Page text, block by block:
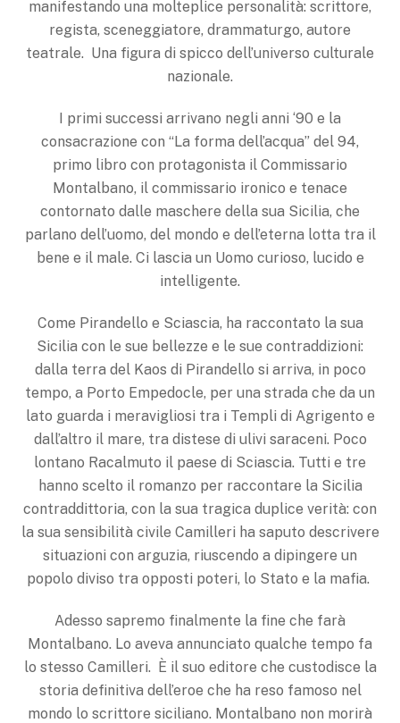
manifestando una molteplice personalità: scrittore,
regista, sceneggiatore, drammaturgo, autore
teatrale. Una figura di spicco dell’universo culturale
nazionale.
I primi successi arrivano negli anni ‘90 e la
consacrazione con “La forma dell’acqua” del 94,
primo libro con protagonista il Commissario
Montalbano, il commissario ironico e tenace
contornato dalle maschere della sua Sicilia, che
parlano dell’uomo, del mondo e dell’eterna lotta tra il
bene e il male. Ci lascia un Uomo curioso, lucido e
intelligente.
Come Pirandello e Sciascia, ha raccontato la sua
Sicilia con le sue bellezze e le sue contraddizioni:
dalla terra del Kaos di Pirandello si arriva, in poco
tempo, a Porto Empedocle, per una strada che da un
lato guarda i meravigliosi tra i Templi di Agrigento e
dall’altro il mare, tra distese di ulivi saraceni. Poco
lontano Racalmuto il paese di Sciascia. Tutti e tre
hanno scelto il romanzo per raccontare la Sicilia
contraddittoria, con la sua tragica duplice verità: con
la sua sensibilità civile Camilleri ha saputo descrivere
situazioni con arguzia, riuscendo a dipingere un
popolo diviso tra opposti poteri, lo Stato e la mafia.
Adesso sapremo finalmente la fine che farà
Montalbano. Lo aveva annunciato qualche tempo fa
lo stesso Camilleri. È il suo editore che custodisce la
storia definitiva dell’eroe che ha reso famoso nel
mondo lo scrittore siciliano. Montalbano non morirà